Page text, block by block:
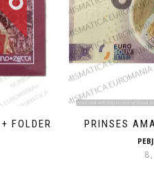
FOLDER PRINSES